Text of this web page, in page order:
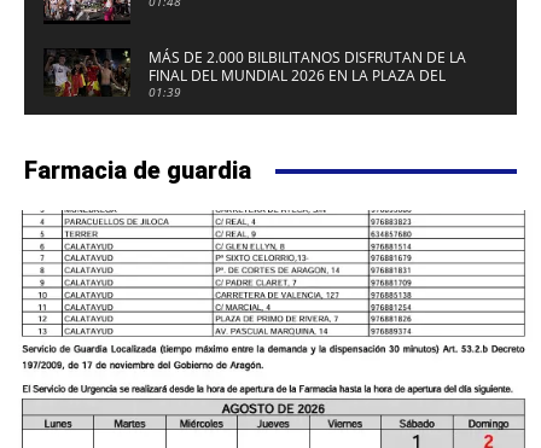
MÁS DE 2.000 BILBILITANOS DISFRUTAN DE LA
FINAL DEL MUNDIAL 2026 EN LA PLAZA DEL
FUERTE DE CALATAYUD
01:39
Farmacia de guardia